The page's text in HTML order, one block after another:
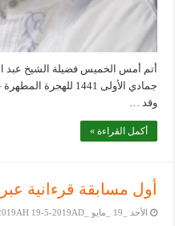
وقد …
أكمل القراءة »
أول مسابقة قرءانية عبر
الأحد _19 _مايو _2019AH 19-5-2019AD